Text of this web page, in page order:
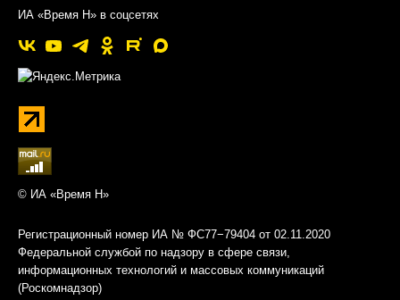
ИА «Время Н» в соцсетях
© ИА «Время Н»
Регистрационный номер ИА № ФС77−79404 от 02.11.2020
Федеральной службой по надзору в сфере связи,
информационных технологий и массовых коммуникаций
(Роскомнадзор)